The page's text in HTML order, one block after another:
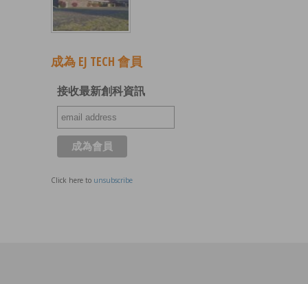
成為 EJ TECH 會員
接收最新創科資訊
Click here to unsubscribe